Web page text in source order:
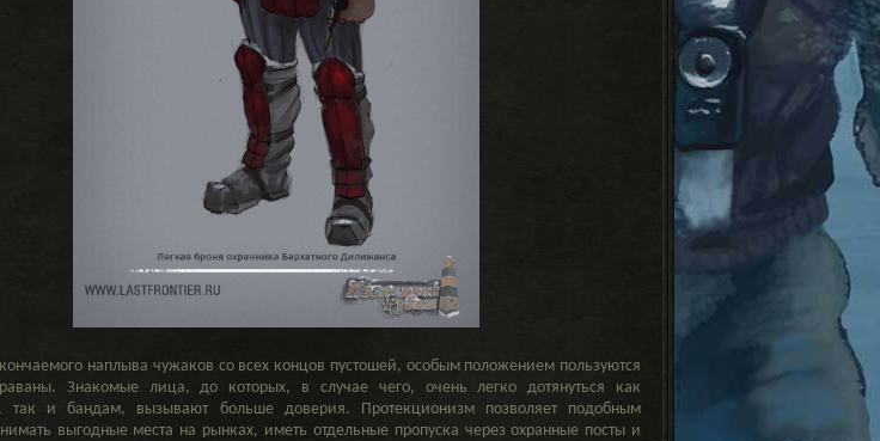
наплыва чужаков со всех концов пустошей, особым положением пользуются
Знакомые лица, до которых, в случае чего, очень легко дотянуться как
так и бандам, вызывают больше доверия. Протекционизм позволяет подобным
выгодные места на рынках, иметь отдельные пропуска через охранные посты и